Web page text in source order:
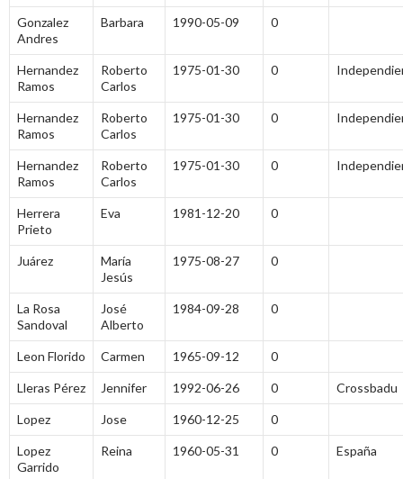
Gonzalez
Andres
Barbara 1990-05-09 0
Hernandez
Ramos
Roberto
Carlos
1975-01-30 0
Hernandez
Ramos
Roberto
Carlos
1975-01-30 0
Hernandez
Ramos
Roberto
Carlos
1975-01-30 0
Herrera
Prieto
Eva 1981-12-20 0
Juárez
María
Jesús
1975-08-27 0
La Rosa
Sandoval
José
Alberto
1984-09-28 0
Leon Florido Carmen 1965-09-12 0
Lleras Pérez Jennifer 1992-06-26 0 Crossbadu
Lopez Jose 1960-12-25 0
Lopez
Garrido
Reina 1960-05-31 0 España